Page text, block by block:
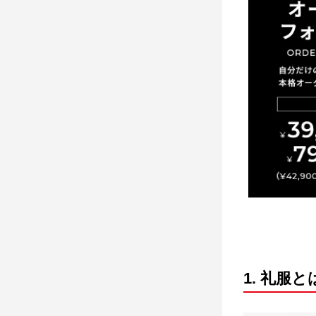
1. 礼服と